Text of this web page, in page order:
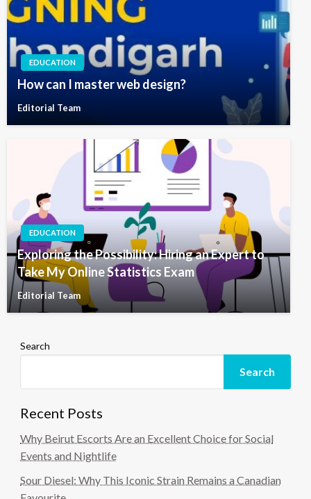
EDUCATION
How can I master web design?
Editorial Team
EDUCATION
Exploring the Possibility: Hiring an Expert to
Take My Online Statistics Exam
Editorial Team
Search
Search
Recent Posts
Why Beirut Escorts Are an Excellent Choice for Social
Events and Nightlife
Sour Diesel: Why This Iconic Strain Remains a Canadian